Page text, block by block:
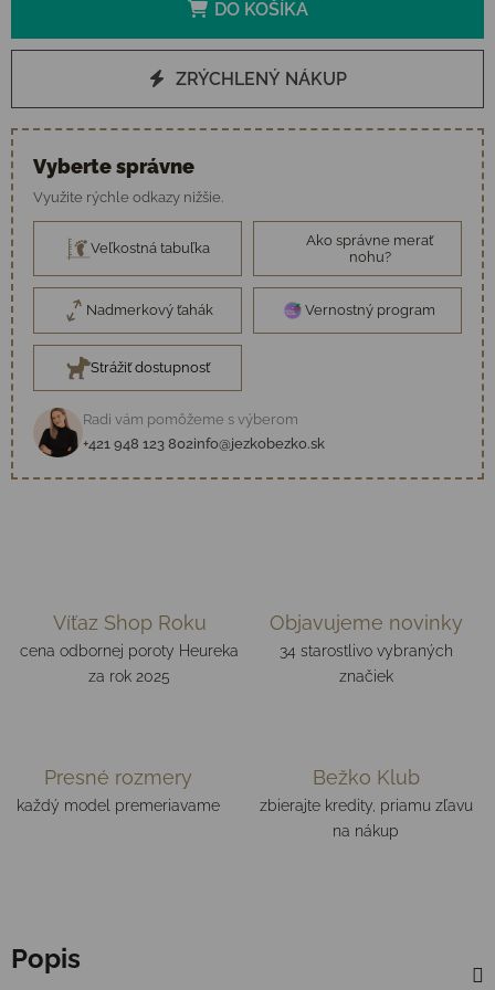
DO KOŠÍKA
ZRÝCHLENÝ NÁKUP
Vyberte správne
Využite rýchle odkazy nižšie.
Veľkostná tabuľka
Ako správne merať
nohu?
Nadmerkový ťahák Vernostný program
Strážiť dostupnosť
Radi vám pomôžeme s výberom
+421 948 123 802info@jezkobezko.sk
Víťaz Shop Roku
cena odbornej poroty Heureka
za rok 2025
Objavujeme novinky
34 starostlivo vybraných
značiek
Presné rozmery
každý model premeriavame
Bežko Klub
zbierajte kredity, priamu zľavu
na nákup
Popis